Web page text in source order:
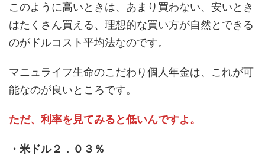
このように高いときは、あまり買わない、安いとき
はたくさん買える、理想的な買い方が自然とできる
のがドルコスト平均法なのです。
マニュライフ生命のこだわり個人年金は、これが可
能なのが良いところです。
ただ、利率を見てみると低いんですよ。
・米ドル２．０３％